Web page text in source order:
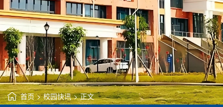
首页 > 校园快讯 > 正文